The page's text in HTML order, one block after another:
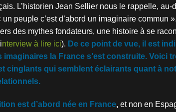
L’historien Jean Sellier nous le rappelle, au-
peuple c’est d’abord un imaginaire commun
des mythes fondateurs, une histoire à se
nterview à lire ici). De ce point de vue, il est
la France s’est construite. Voici
cinglants qui semblent éclairants quant à
est d’abord née en France,et non en